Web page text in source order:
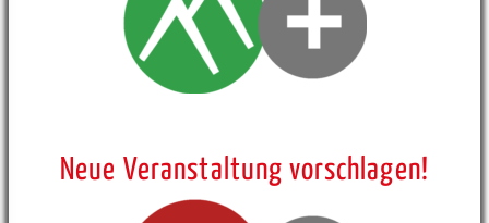
Neue Veranstaltung vorschlagen!